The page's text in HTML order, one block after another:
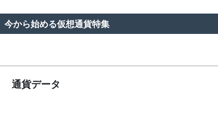
今から始める仮想通貨特集
通貨データ